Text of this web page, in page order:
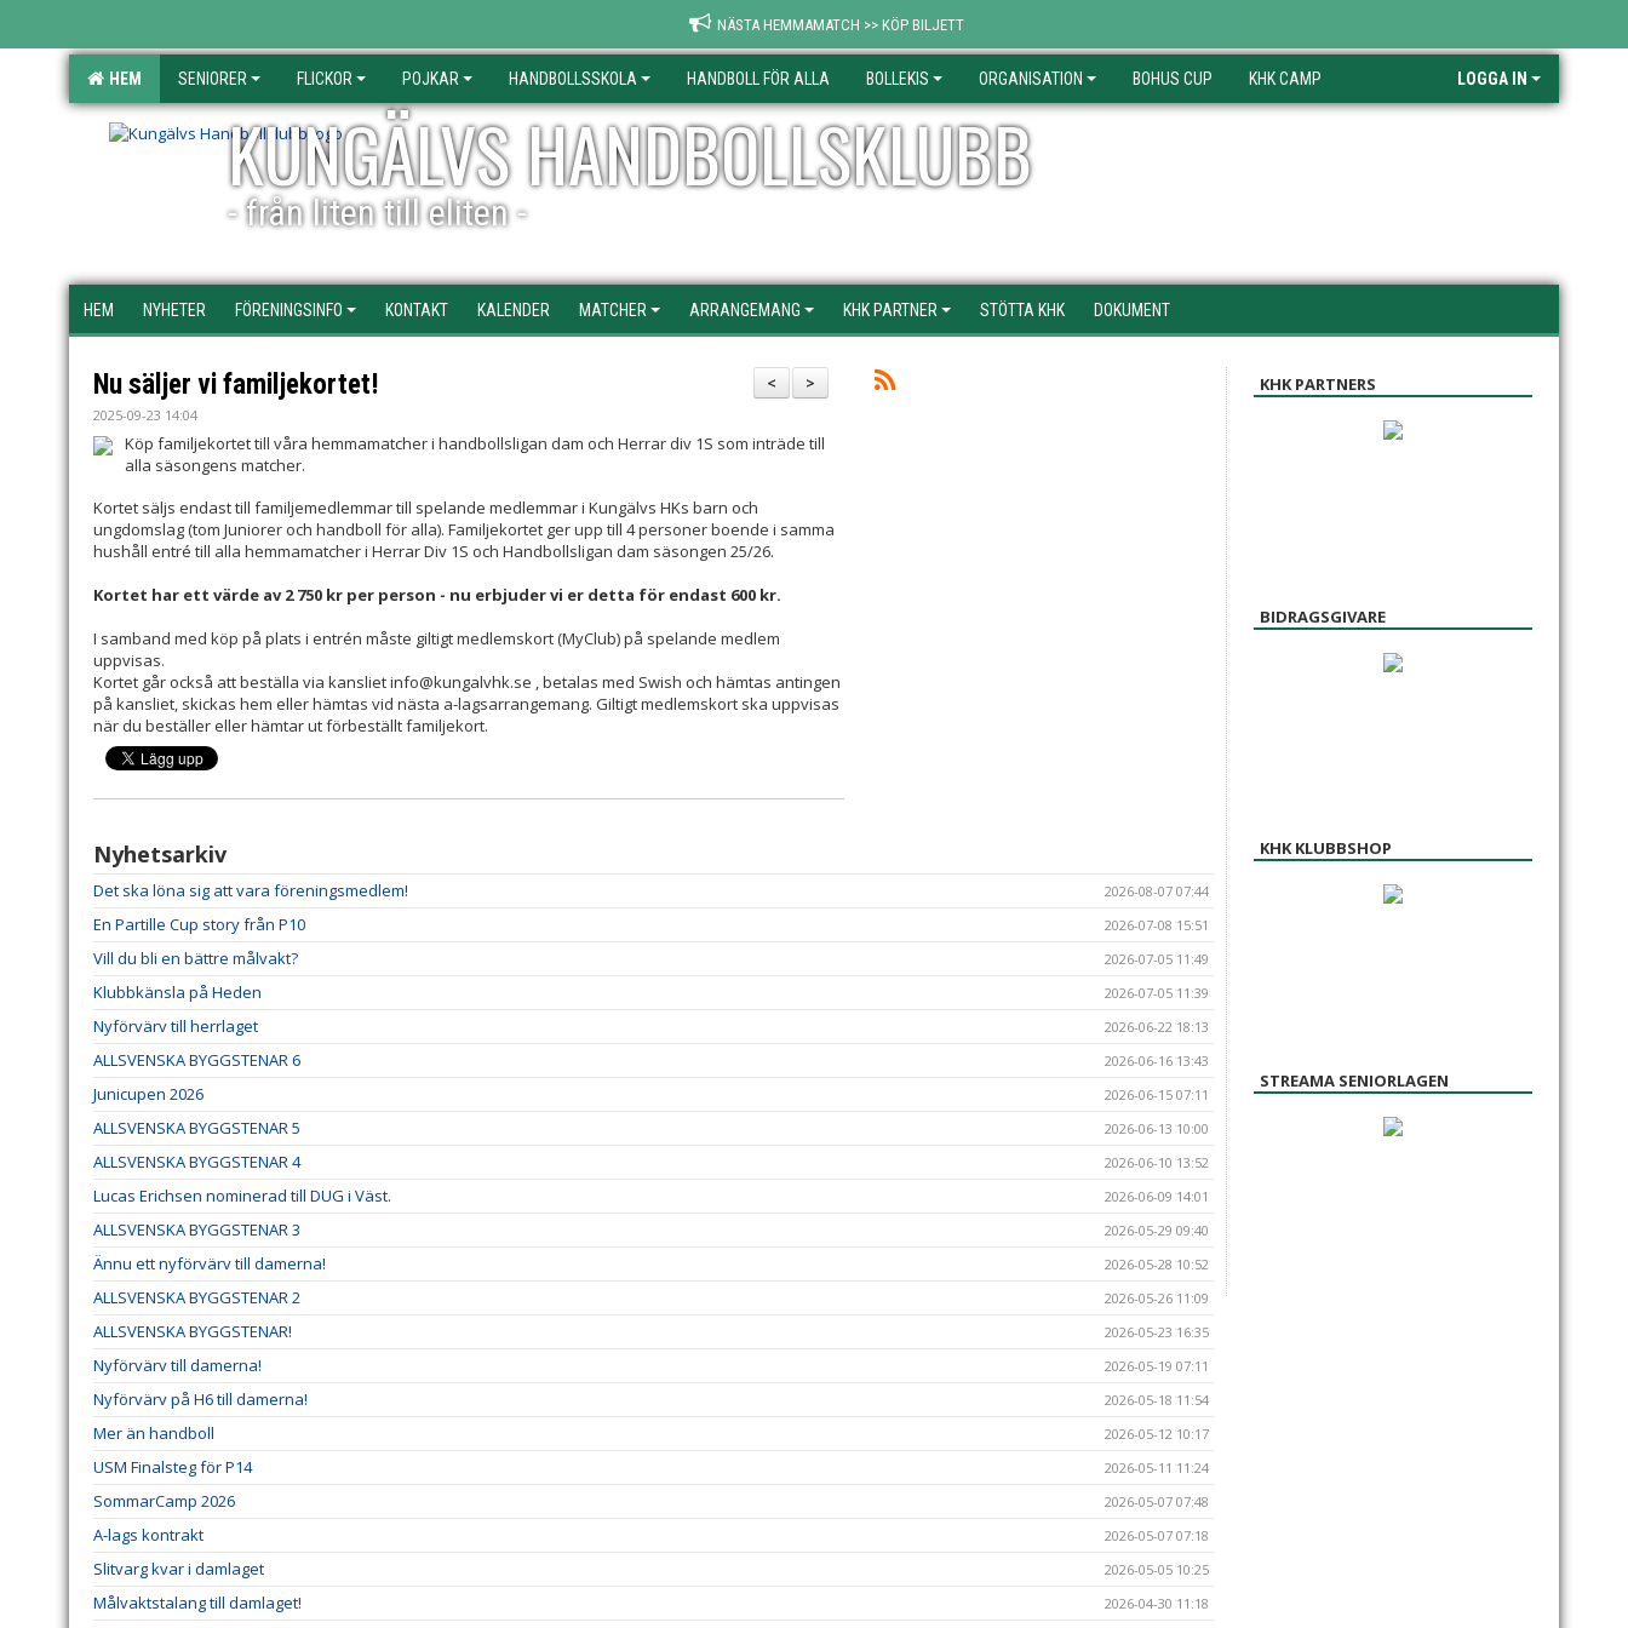
NÄSTA HEMMAMATCH >> KÖP BILJETT
HEM SENIORER FLICKOR POJKAR HANDBOLLSSKOLA HANDBOLL FÖR ALLA BOLLEKIS ORGANISATION BOHUS CUP KHK CAMP LOGGA IN
KUNGÄLVS HANDBOLLSKLUBB
- från liten till eliten -
HEM NYHETER FÖRENINGSINFO KONTAKT KALENDER MATCHER ARRANGEMANG KHK PARTNER STÖTTA KHK DOKUMENT
>
<
Nu säljer vi familjekortet!
2025-09-23 14:04
Köp familjekortet till våra hemmamatcher i handbollsligan dam och Herrar div 1S som inträde till
alla säsongens matcher.
Kortet säljs endast till familjemedlemmar till spelande medlemmar i Kungälvs HKs barn och
ungdomslag (tom Juniorer och handboll för alla). Familjekortet ger upp till 4 personer boende i samma
hushåll entré till alla hemmamatcher i Herrar Div 1S och Handbollsligan dam säsongen 25/26.
Kortet har ett värde av 2 750 kr per person - nu erbjuder vi er detta för endast 600 kr.
I samband med köp på plats i entrén måste giltigt medlemskort (MyClub) på spelande medlem
uppvisas.
Kortet går också att beställa via kansliet info@kungalvhk.se , betalas med Swish och hämtas antingen
på kansliet, skickas hem eller hämtas vid nästa a-lagsarrangemang. Giltigt medlemskort ska uppvisas
när du beställer eller hämtar ut förbeställt familjekort.
Nyhetsarkiv
Det ska löna sig att vara föreningsmedlem! 2026-08-07 07:44
En Partille Cup story från P10 2026-07-08 15:51
Vill du bli en bättre målvakt? 2026-07-05 11:49
Klubbkänsla på Heden 2026-07-05 11:39
Nyförvärv till herrlaget 2026-06-22 18:13
ALLSVENSKA BYGGSTENAR 6 2026-06-16 13:43
Junicupen 2026 2026-06-15 07:11
ALLSVENSKA BYGGSTENAR 5 2026-06-13 10:00
ALLSVENSKA BYGGSTENAR 4 2026-06-10 13:52
Lucas Erichsen nominerad till DUG i Väst. 2026-06-09 14:01
ALLSVENSKA BYGGSTENAR 3 2026-05-29 09:40
Ännu ett nyförvärv till damerna! 2026-05-28 10:52
ALLSVENSKA BYGGSTENAR 2 2026-05-26 11:09
ALLSVENSKA BYGGSTENAR! 2026-05-23 16:35
Nyförvärv till damerna! 2026-05-19 07:11
Nyförvärv på H6 till damerna! 2026-05-18 11:54
Mer än handboll 2026-05-12 10:17
USM Finalsteg för P14 2026-05-11 11:24
SommarCamp 2026 2026-05-07 07:48
A-lags kontrakt 2026-05-07 07:18
Slitvarg kvar i damlaget 2026-05-05 10:25
Målvaktstalang till damlaget! 2026-04-30 11:18
KHK PARTNERS
BIDRAGSGIVARE
KHK KLUBBSHOP
STREAMA SENIORLAGEN